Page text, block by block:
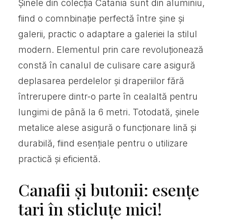
Șinele din colecția Catania sunt din aluminiu,
fiind o comnbinație perfectă între șine și
galerii, practic o adaptare a galeriei la stilul
modern. Elementul prin care revoluționează
constă în canalul de culisare care asigură
deplasarea perdelelor și draperiilor fără
întrerupere dintr-o parte în cealaltă pentru
lungimi de până la 6 metri. Totodată, șinele
metalice alese asigură o funcționare lină și
durabilă, fiind esențiale pentru o utilizare
practică și eficientă.
Canafii și butonii: esențe
tari în sticluțe mici!